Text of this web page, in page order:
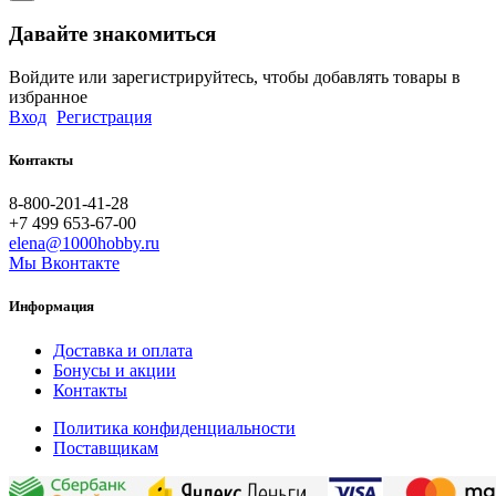
Давайте знакомиться
Войдите или зарегистрируйтесь, чтобы добавлять товары в
избранное
Вход Регистрация
Контакты
8-800-201-41-28
+7 499 653-67-00
elena@1000hobby.ru
Мы Вконтакте
Информация
Доставка и оплата
Бонусы и акции
Контакты
Политика конфиденциальности
Поставщикам